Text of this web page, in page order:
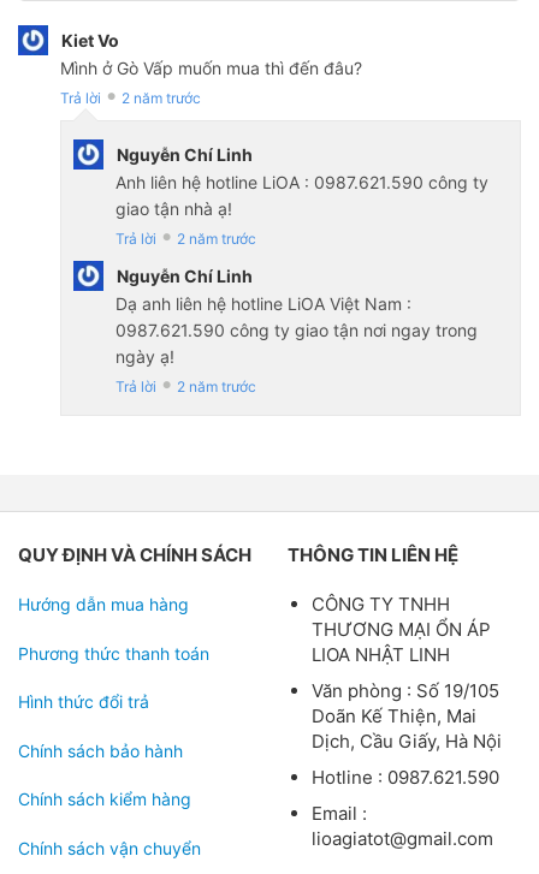
Kiet Vo
Mình ở Gò Vấp muốn mua thì đến đâu?
Trả lời ● 2 năm trước
Nguyễn Chí Linh
Anh liên hệ hotline LiOA : 0987.621.590 công ty
giao tận nhà ạ!
Trả lời ● 2 năm trước
Nguyễn Chí Linh
Dạ anh liên hệ hotline LiOA Việt Nam :
0987.621.590 công ty giao tận nơi ngay trong
ngày ạ!
Trả lời ● 2 năm trước
QUY ĐỊNH VÀ CHÍNH SÁCH
Hướng dẫn mua hàng
Phương thức thanh toán
Hình thức đổi trả
Chính sách bảo hành
Chính sách kiểm hàng
Chính sách vận chuyển
THÔNG TIN LIÊN HỆ
CÔNG TY TNHH
THƯƠNG MẠI ỔN ÁP
LIOA NHẬT LINH
Văn phòng : Số 19/105
Doãn Kế Thiện, Mai
Dịch, Cầu Giấy, Hà Nội
Hotline : 0987.621.590
Email :
lioagiatot@gmail.com